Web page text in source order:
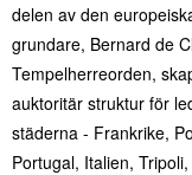
delen av den
grundare, Bernard de
Tempelherreorden,
auktoritär struktur för
städerna - Frankrike,
Portugal, Italien,